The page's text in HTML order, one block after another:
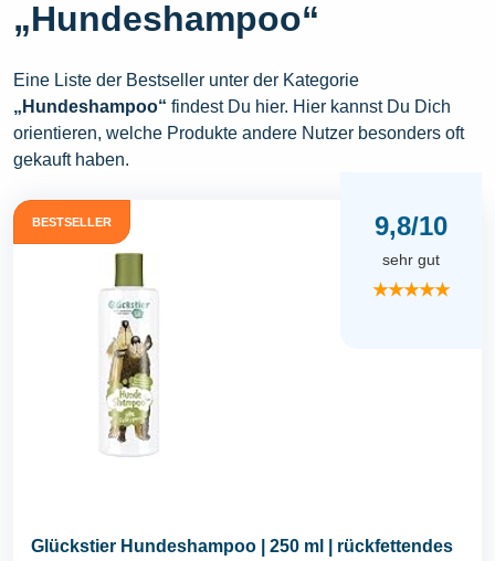
„Hundeshampoo“
Eine Liste der Bestseller unter der Kategorie
„Hundeshampoo“ findest Du hier. Hier kannst Du Dich
orientieren, welche Produkte andere Nutzer besonders oft
gekauft haben.
BESTSELLER 9,8/10
sehr gut
★★★★★
Glückstier Hundeshampoo | 250 ml | rückfettendes